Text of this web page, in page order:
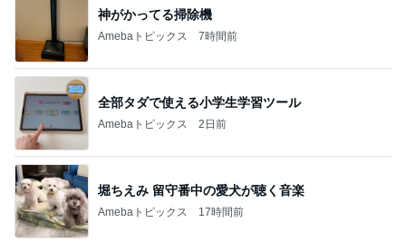
アグネス 長男が孫へする読み聞かせ